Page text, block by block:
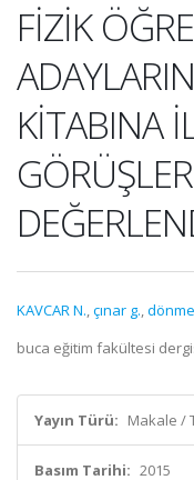
FİZİK
KİTABINA
KAVCAR N.,çınar g.,
buca eğitim fakültesi
Yayın Türü: Makale /
Basım Tarihi: 2015